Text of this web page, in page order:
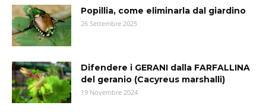
Popillia, come eliminarla dal giardino
26 Settembre 2025
Difendere i GERANI dalla FARFALLINA
del geranio (Cacyreus marshalli)
19 Novembre 2024